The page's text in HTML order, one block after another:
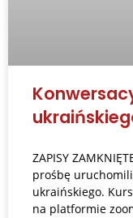
ZAPISY
prośbę
ukraińskiego.
na platformie